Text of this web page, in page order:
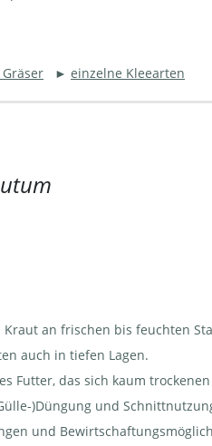
► einzelne Kleearten
an frischen bis feuchten
auch in tiefen Lagen.
Futter, das sich kaum
)Düngung und
und